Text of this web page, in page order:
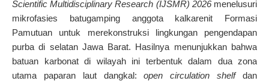
Scientific Multidisciplinary Research (IJSMR) 2026menelusuri
mikrofasies batugamping anggota kalkarenit Formasi
Pamutuan untuk merekonstruksi lingkungan pengendapan
purba di selatan Jawa Barat. Hasilnya menunjukkan bahwa
batuan karbonat di wilayah ini terbentuk dalam dua zona
utama paparan laut dangkal:open circulation shelfdan